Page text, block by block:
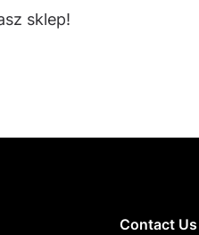
sklep!
Contact Us